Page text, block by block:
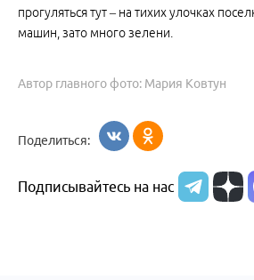
прогуляться тут – на тихих улочках
машин, зато много зелени.
Автор главного фото: Мария Ковтун
Поделиться:
Подписывайтесь на нас